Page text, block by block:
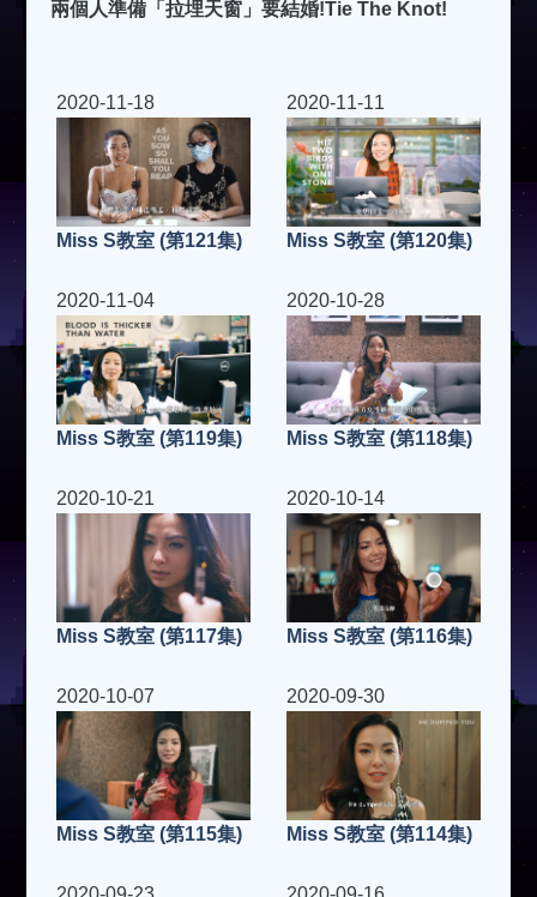
兩個人準備「拉埋天窗」要結婚!Tie The Knot!
2020-11-18
Miss S教室 (第121集)
2020-11-11
Miss S教室 (第120集)
2020-11-04
Miss S教室 (第119集)
2020-10-28
Miss S教室 (第118集)
2020-10-21
Miss S教室 (第117集)
2020-10-14
Miss S教室 (第116集)
2020-10-07
Miss S教室 (第115集)
2020-09-30
Miss S教室 (第114集)